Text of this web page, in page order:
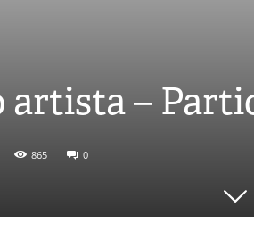
artista –
865 0